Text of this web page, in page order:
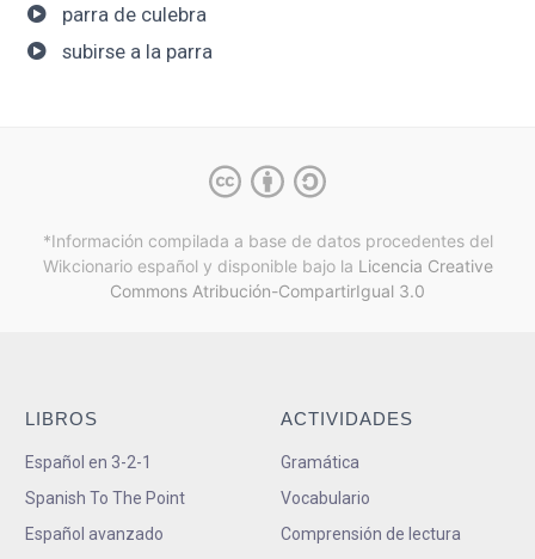
parra de culebra
subirse a la parra
*Información compilada a base de datos procedentes del
Wikcionario español y disponible bajo la Licencia Creative
Commons Atribución-CompartirIgual 3.0
LIBROS
Español en 3-2-1
Spanish To The Point
Español avanzado
ACTIVIDADES
Gramática
Vocabulario
Comprensión de lectura